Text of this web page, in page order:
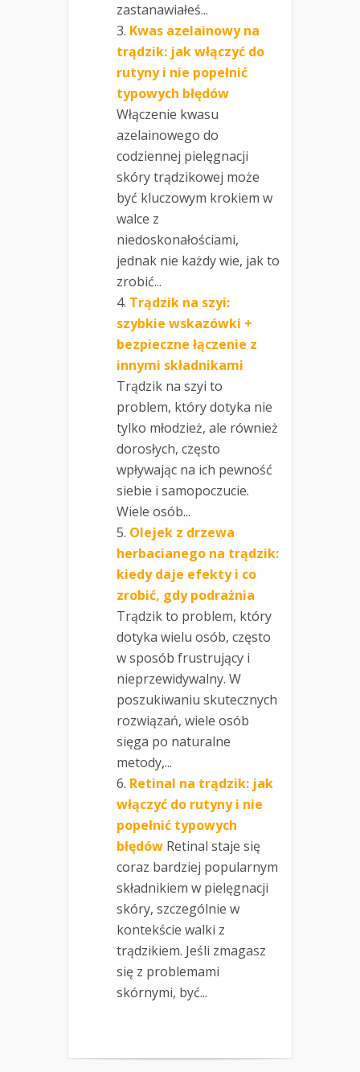
zastanawiałeś...
Kwas azelainowy na
trądzik: jak włączyć do
rutyny i nie popełnić
typowych błędów
Włączenie kwasu
azelainowego do
codziennej pielęgnacji
skóry trądzikowej może
być kluczowym krokiem w
walce z
niedoskonałościami,
jednak nie każdy wie, jak to
zrobić...
Trądzik na szyi:
szybkie wskazówki +
bezpieczne łączenie z
innymi składnikami
Trądzik na szyi to
problem, który dotyka nie
tylko młodzież, ale również
dorosłych, często
wpływając na ich pewność
siebie i samopoczucie.
Wiele osób...
Olejek z drzewa
herbacianego na trądzik:
kiedy daje efekty i co
zrobić, gdy podrażnia
Trądzik to problem, który
dotyka wielu osób, często
w sposób frustrujący i
nieprzewidywalny. W
poszukiwaniu skutecznych
rozwiązań, wiele osób
sięga po naturalne
metody,...
Retinal na trądzik: jak
włączyć do rutyny i nie
popełnić typowych
błędów Retinal staje się
coraz bardziej popularnym
składnikiem w pielęgnacji
skóry, szczególnie w
kontekście walki z
trądzikiem. Jeśli zmagasz
się z problemami
skórnymi, być...